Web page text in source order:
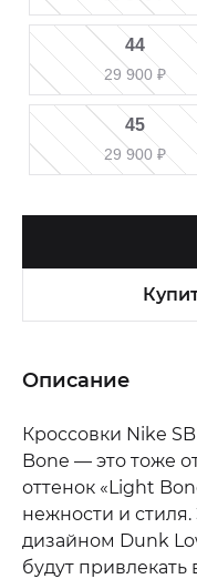
44
29 900 ₽
45
29 900 ₽
Описание
Кроссовки Nike
Bone — это тоже
оттенок «Light
нежности и
дизайном Dunk
будут